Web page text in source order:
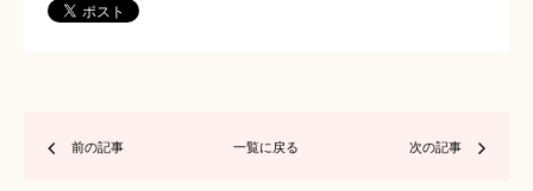
前の記事 一覧に戻る 次の記事